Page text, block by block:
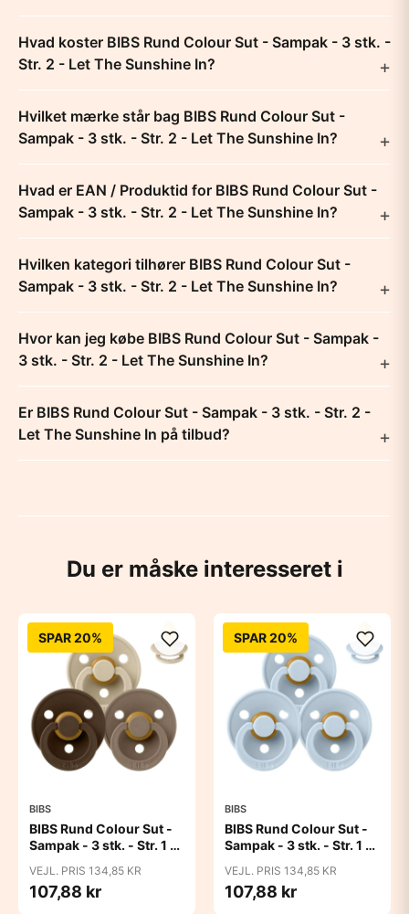
Hvad koster BIBS Rund Colour Sut - Sampak - 3 stk. -
Str. 2 - Let The Sunshine In?
Hvilket mærke står bag BIBS Rund Colour Sut -
Sampak - 3 stk. - Str. 2 - Let The Sunshine In?
Hvad er EAN / Produktid for BIBS Rund Colour Sut -
Sampak - 3 stk. - Str. 2 - Let The Sunshine In?
Hvilken kategori tilhører BIBS Rund Colour Sut -
Sampak - 3 stk. - Str. 2 - Let The Sunshine In?
Hvor kan jeg købe BIBS Rund Colour Sut - Sampak -
3 stk. - Str. 2 - Let The Sunshine In?
Er BIBS Rund Colour Sut - Sampak - 3 stk. - Str. 2 -
Let The Sunshine In på tilbud?
Du er måske interesseret i
SPAR 20%
BIBS
BIBS Rund Colour Sut -
Sampak - 3 stk. - Str. 1 -
VEJL. PRIS 134,85 KR
107,88 kr
SPAR 20%
BIBS
BIBS Rund Colour Sut -
Sampak - 3 stk. - Str. 1 -
VEJL. PRIS 134,85 KR
107,88 kr